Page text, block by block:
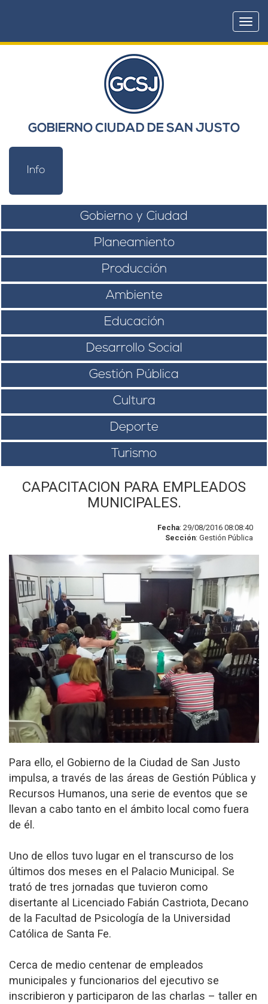
GOBIERNO CIUDAD DE SAN JUSTO
Info
Gobierno y Ciudad
Planeamiento
Producción
Ambiente
Educación
Desarrollo Social
Gestión Pública
Cultura
Deporte
Turismo
CAPACITACION PARA EMPLEADOS
MUNICIPALES.
Fecha: 29/08/2016 08:08:40
Sección: Gestión Pública
Para ello, el Gobierno de la Ciudad de San Justo
impulsa, a través de las áreas de Gestión Pública y
Recursos Humanos, una serie de eventos que se
llevan a cabo tanto en el ámbito local como fuera
de él.
Uno de ellos tuvo lugar en el transcurso de los
últimos dos meses en el Palacio Municipal. Se
trató de tres jornadas que tuvieron como
disertante al Licenciado Fabián Castriota, Decano
de la Facultad de Psicología de la Universidad
Católica de Santa Fe.
Cerca de medio centenar de empleados
municipales y funcionarios del ejecutivo se
inscribieron y participaron de las charlas – taller en